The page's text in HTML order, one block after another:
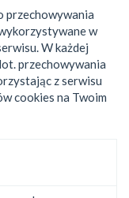
przechowywania
w
W każdej
przechowywania
z serwisu
cookies na Twoim